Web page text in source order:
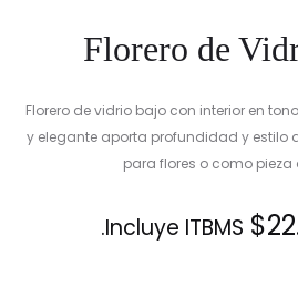
Florero de
Florero de vidrio bajo con interior en
y elegante aporta profundidad y estilo
para flores o como
$
El
Incluye ITBMS.